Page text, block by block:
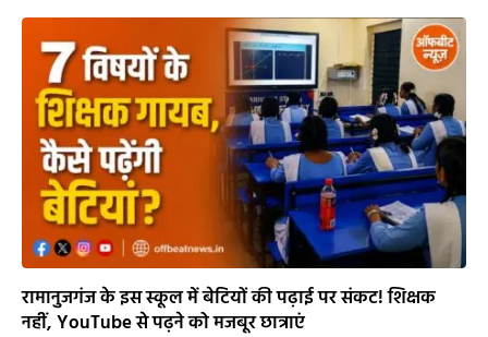
रामानुजगंज के इस स्कूल में बेटियों की पढ़ाई पर संकट! शिक्षक
नहीं, YouTube से पढ़ने को मजबूर छात्राएं